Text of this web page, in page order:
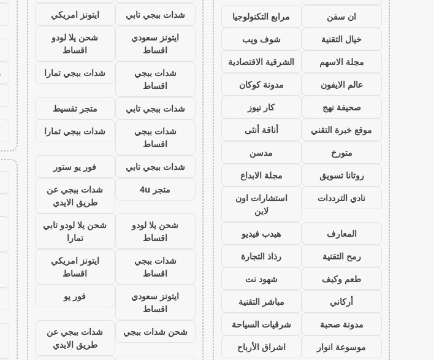
ان سفن
مرابع التكنولوجيا
خيال التقنية
شوف ويب
مجلة الاسهم
الشرقية الاقتصادية
عالم الايفون
مدونة كوكان
صحيفة نهج
كار نيوز
موقع خبرة التقني
أناقة أنثى
متورخ
مدسن
روتانا تسويق
مجلة الابداع
نادي الترددات
استشارات اون
لاين
المعارف
هيدب فيديو
رمح التقنية
رذاذ التجارة
طعم وكيف
شهود نت
أركاني
مباشر التقنية
مدونة صحبة
شرقيات السياحة
موسوعة انوار
اشراق الأرباح
شدات ببجي تابي
ايتونز امريكي
ايتونز سعودي
اقساط
شحن يلا لودو
اقساط
شدات ببجي
اقساط
شدات ببجي تمارا
شدات ببجي تابي
متجر تقسيط
شدات ببجي
اقساط
شدات ببجي تمارا
شدات ببجي تابي
فور يو ستور
متجر 4u
شدات ببجي عن
طريق الايدي
شحن يلا لودو
اقساط
شحن يلا لودو تابي
تمارا
شدات ببجي
اقساط
ايتونز امريكي
اقساط
ايتونز سعودي
اقساط
فور يو
شحن شدات ببجي
شدات ببجي عن
طريق الايدي